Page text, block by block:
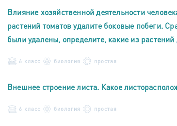
Влияние хозяйственной деятельности
растений томатов удалите боковые побеги.
были удалены, определите, какие из
6 класс биология простая
Внешнее строение листа. Какое
6 класс биология простая